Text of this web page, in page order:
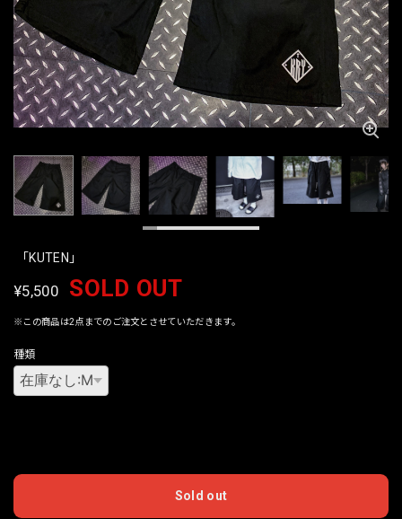
「KUTEN」
¥5,500 SOLD OUT
※この商品は2点までのご注文とさせていただきます。
種類
Sold out